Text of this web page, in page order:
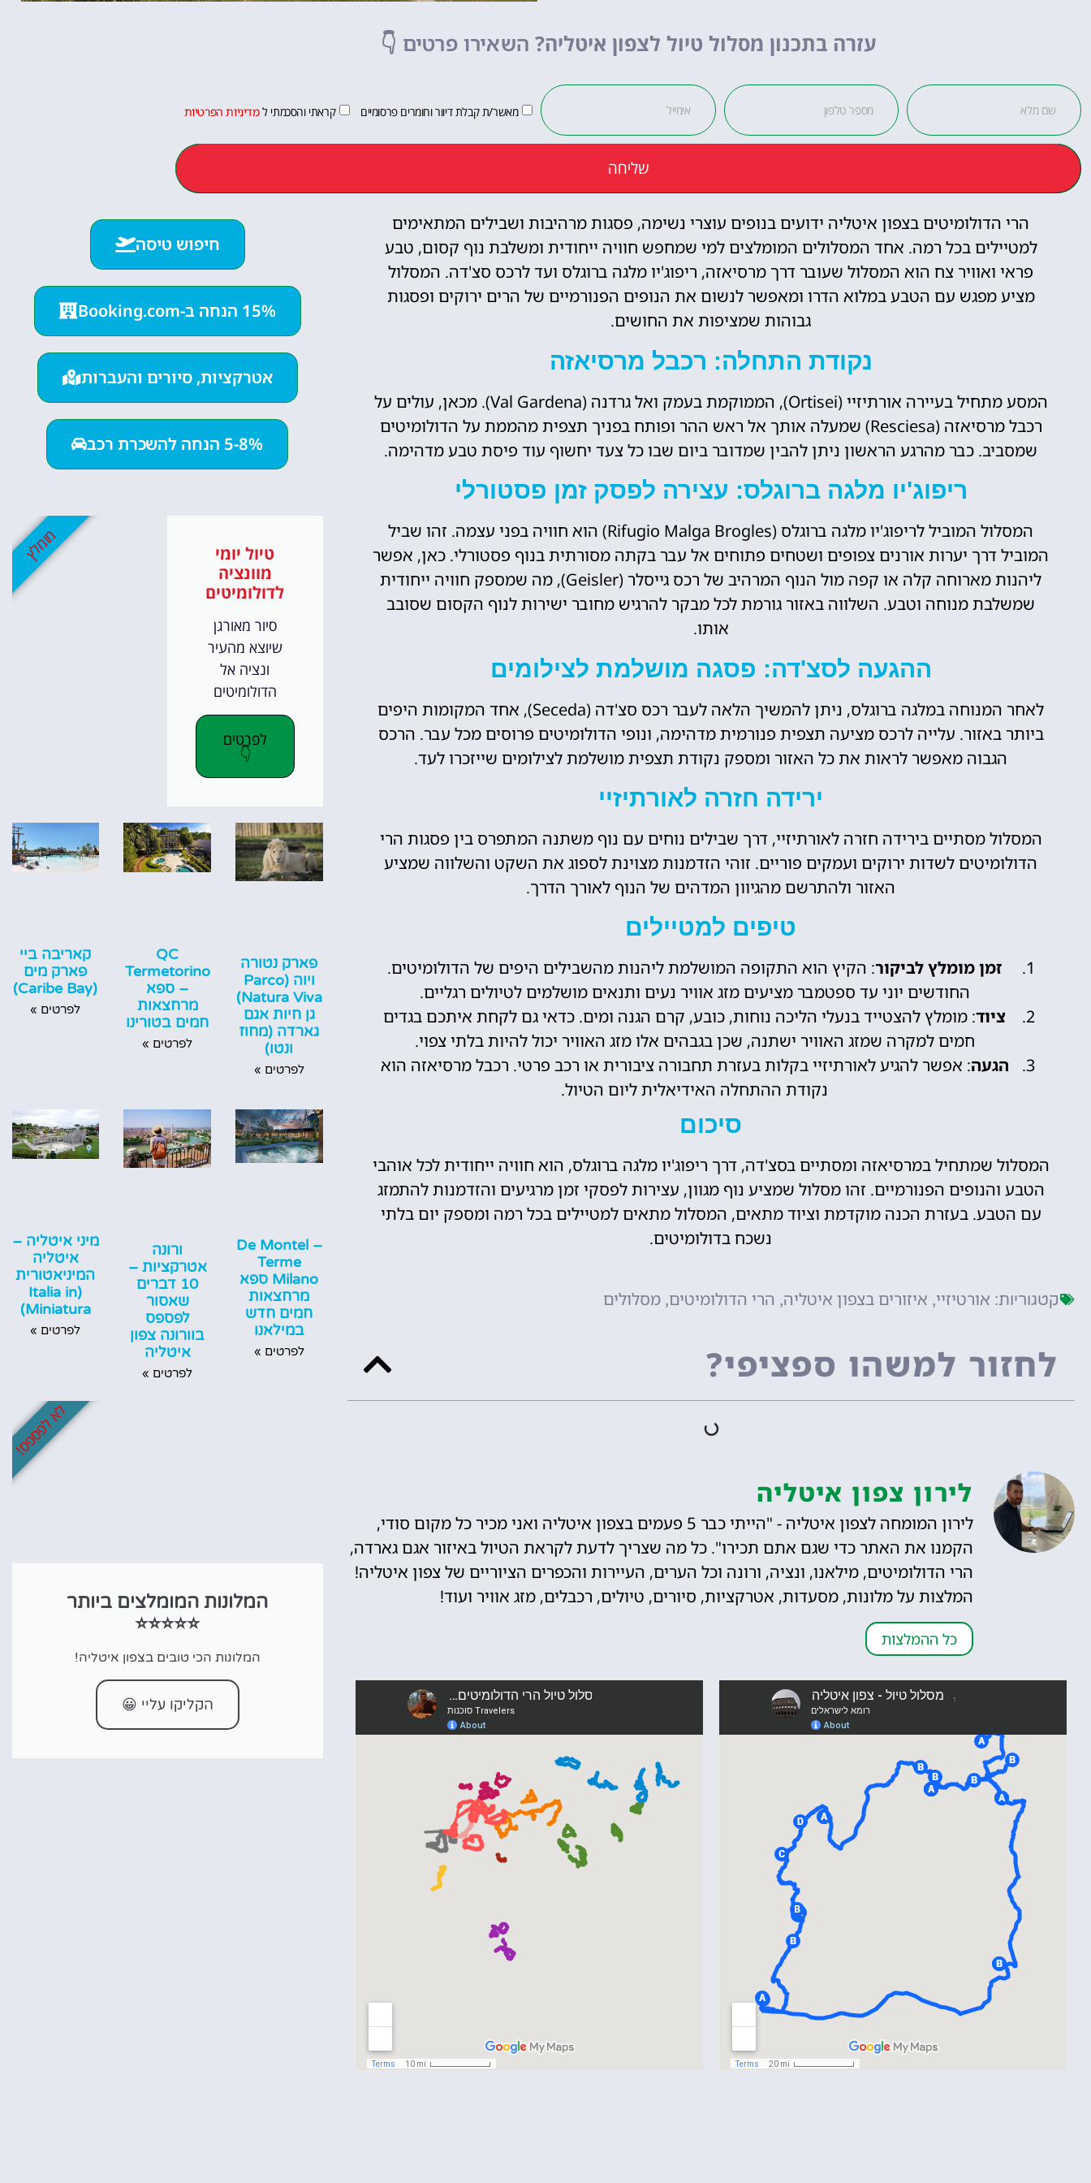
לחצו פה!
עזרה בתכנון מסלול טיול לצפון איטליה? השאירו פרטים 👇
מאשר/ת קבלת דיוור וחומרים פרסומיים קראתי והסכמתי למדיניות הפרטיות
שליחה
הרי הדולומיטים בצפון איטליה ידועים בנופים עוצרי נשימה, פסגות מרהיבות ושבילים המתאימים
למטיילים בכל רמה. אחד המסלולים המומלצים למי שמחפש חוויה ייחודית ומשלבת נוף קסום, טבע
פראי ואוויר צח הוא המסלול שעובר דרך מרסיאזה, ריפוג'יו מלגה ברוגלס ועד לרכס סצ'דה. המסלול
מציע מפגש עם הטבע במלוא הדרו ומאפשר לנשום את הנופים הפנורמיים של הרים ירוקים ופסגות
גבוהות שמציפות את החושים.
נקודת התחלה: רכבל מרסיאזה
המסע מתחיל בעיירה אורתיזיי (Ortisei), הממוקמת בעמק ואל גרדנה (Val Gardena). מכאן, עולים על
רכבל מרסיאזה (Resciesa) שמעלה אותך אל ראש ההר ופותח בפניך תצפית מהממת על הדולומיטים
שמסביב. כבר מהרגע הראשון ניתן להבין שמדובר ביום שבו כל צעד יחשוף עוד פיסת טבע מדהימה.
ריפוג'יו מלגה ברוגלס: עצירה לפסק זמן פסטורלי
המסלול המוביל לריפוג'יו מלגה ברוגלס (Rifugio Malga Brogles) הוא חוויה בפני עצמה. זהו שביל
המוביל דרך יערות אורנים צפופים ושטחים פתוחים אל עבר בקתה מסורתית בנוף פסטורלי. כאן, אפשר
ליהנות מארוחה קלה או קפה מול הנוף המרהיב של רכס גייסלר (Geisler), מה שמספק חוויה ייחודית
שמשלבת מנוחה וטבע. השלווה באזור גורמת לכל מבקר להרגיש מחובר ישירות לנוף הקסום שסובב
אותו.
ההגעה לסצ'דה: פסגה מושלמת לצילומים
לאחר המנוחה במלגה ברוגלס, ניתן להמשיך הלאה לעבר רכס סצ'דה (Seceda), אחד המקומות היפים
ביותר באזור. עלייה לרכס מציעה תצפית פנורמית מדהימה, ונופי הדולומיטים פרוסים מכל עבר. הרכס
הגבוה מאפשר לראות את כל האזור ומספק נקודת תצפית מושלמת לצילומים שייזכרו לעד.
ירידה חזרה לאורתיזיי
המסלול מסתיים בירידה חזרה לאורתיזיי, דרך שבילים נוחים עם נוף משתנה המתפרס בין פסגות הרי
הדולומיטים לשדות ירוקים ועמקים פוריים. זוהי הזדמנות מצוינת לספוג את השקט והשלווה שמציע
האזור ולהתרשם מהגיוון המדהים של הנוף לאורך הדרך.
טיפים למטיילים
זמן מומלץ לביקור: הקיץ הוא התקופה המושלמת ליהנות מהשבילים היפים של הדולומיטים.
החודשים יוני עד ספטמבר מציעים מזג אוויר נעים ותנאים מושלמים לטיולים רגליים.
ציוד: מומלץ להצטייד בנעלי הליכה נוחות, כובע, קרם הגנה ומים. כדאי גם לקחת איתכם בגדים
חמים למקרה שמזג האוויר ישתנה, שכן בגבהים אלו מזג האוויר יכול להיות בלתי צפוי.
הגעה: אפשר להגיע לאורתיזיי בקלות בעזרת תחבורה ציבורית או רכב פרטי. רכבל מרסיאזה הוא
נקודת ההתחלה האידיאלית ליום הטיול.
סיכום
המסלול שמתחיל במרסיאזה ומסתיים בסצ'דה, דרך ריפוג'יו מלגה ברוגלס, הוא חוויה ייחודית לכל אוהבי
הטבע והנופים הפנורמיים. זהו מסלול שמציע נוף מגוון, עצירות לפסקי זמן מרגיעים והזדמנות להתמזג
עם הטבע. בעזרת הכנה מוקדמת וציוד מתאים, המסלול מתאים למטיילים בכל רמה ומספק יום בלתי
נשכח בדולומיטים.
קטגוריות: אורטיזיי, איזורים בצפון איטליה, הרי הדולומיטים, מסלולים
לחזור למשהו ספציפי?
לירון צפון איטליה
לירון המומחה לצפון איטליה - "הייתי כבר 5 פעמים בצפון איטליה ואני מכיר כל מקום סודי,
הקמנו את האתר כדי שגם אתם תכירו". כל מה שצריך לדעת לקראת הטיול באיזור אגם גארדה,
הרי הדולומיטים, מילאנו, ונציה, ורונה וכל הערים, העיירות והכפרים הציוריים של צפון איטליה!
המלצות על מלונות, מסעדות, אטרקציות, סיורים, טיולים, רכבלים, מזג אוויר ועוד!
כל ההמלצות
חיפוש טיסה
15% הנחה ב-Booking.com
אטרקציות, סיורים והעברות
5-8% הנחה להשכרת רכב
טיול יומי
מוונציה
לדולומיטים
סיור מאורגן
שיוצא מהעיר
ונציה אל
הדולומיטים
לפרטים
👇
מומלץ
פארק נטורה
ויוה (Parco
Natura Viva)
גן חיות אגם
גארדה (מחוז
ונטו)
לפרטים »
QC
Termetorino
– ספא
מרחצאות
חמים בטורינו
לפרטים »
קאריבה ביי
פארק מים
(Caribe Bay)
לפרטים »
De Montel –
Terme
Milano ספא
מרחצאות
חמים חדש
במילאנו
לפרטים »
ורונה
אטרקציות –
10 דברים
שאסור
לפספס
בוורונה צפון
איטליה
לפרטים »
מיני איטליה –
איטליה
המיניאטורית
(Italia in
Miniatura)
לפרטים »
המלונות המומלצים ביותר
⭐⭐⭐⭐⭐
המלונות הכי טובים בצפון איטליה!
הקליקו עליי 😀
לא לפספס!